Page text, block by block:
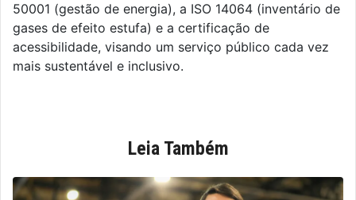
50001 (gestão de energia), a ISO 14064 (inventário de
gases de efeito estufa) e a certificação de
acessibilidade, visando um serviço público cada vez
mais sustentável e inclusivo.
Leia Também